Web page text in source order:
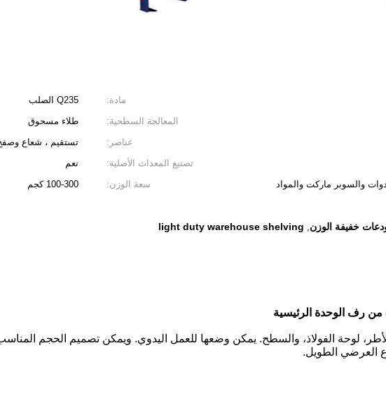
مادة:
Q235 الصلب
المعالجة السطحية:
طلاء مسحوق
عناصر:
تستقيم ، شعاع
تصنيع المعدات الأصلية:
نعم
والسوبر ماركت والمواد
سعة الوزن: 100-300 كجم
خفيفة الوزن,
light duty warehouse shelving
لوحة الفولاذ، والسطح. يمكن وضعها للعمل اليدوي. ويمكن تصميم الحجم
العرضي الطويل.